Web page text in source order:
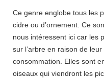
Ce genre englobe tous les
cidre ou d’ornement. Ce
nous intéressent ici car les
sur l’arbre en raison de
consommation. Elles sont
oiseaux qui viendront les